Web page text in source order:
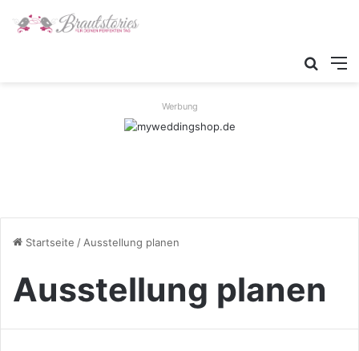
Werbung
Startseite / Ausstellung planen
Ausstellung planen